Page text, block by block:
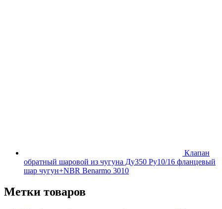
Клапан
обратный шаровой из чугуна Ду350 Ру10/16 фланцевый
шар чугун+NBR Benarmo 3010
Метки товаров